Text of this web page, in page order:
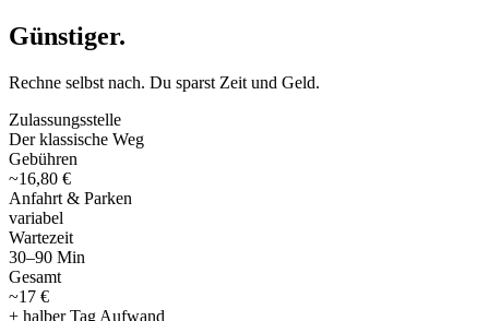
Günstiger.
Rechne selbst nach. Du sparst Zeit und Geld.
Zulassungsstelle
Der klassische Weg
Gebühren
~16,80 €
Anfahrt & Parken
variabel
Wartezeit
30–90 Min
Gesamt
~17 €
+ halber Tag Aufwand